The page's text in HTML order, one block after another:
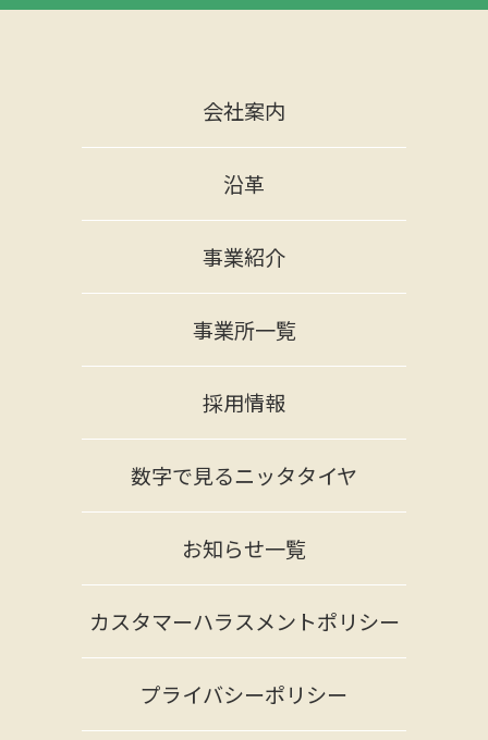
会社案内
沿革
事業紹介
事業所一覧
採用情報
数字で見るニッタタイヤ
お知らせ一覧
カスタマーハラスメントポリシー
プライバシーポリシー